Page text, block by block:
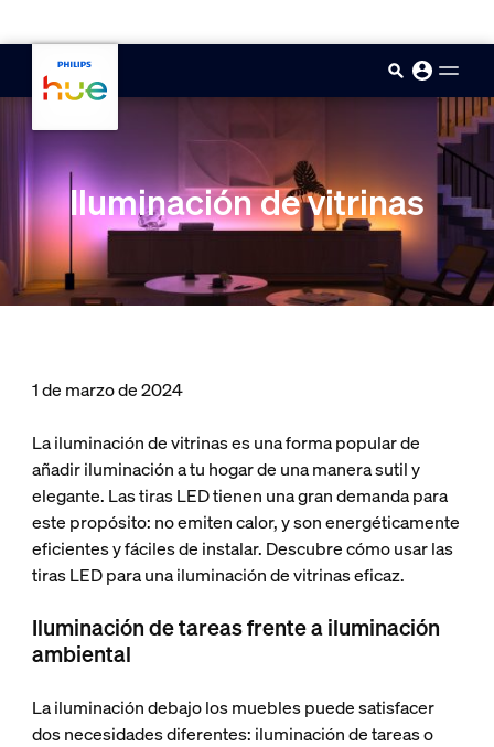
Iluminación de vitrinas
1 de marzo de 2024
La iluminación de vitrinas es una forma popular de
añadir iluminación a tu hogar de una manera sutil y
elegante. Las tiras LED tienen una gran demanda para
este propósito: no emiten calor, y son energéticamente
eficientes y fáciles de instalar. Descubre cómo usar las
tiras LED para una iluminación de vitrinas eficaz.
Iluminación de tareas frente a iluminación
ambiental
La iluminación debajo los muebles puede satisfacer
dos necesidades diferentes: iluminación de tareas o